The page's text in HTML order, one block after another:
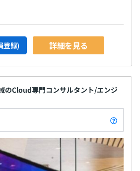
登録) 詳細を見る
のCloud専門コンサルタント/エンジ